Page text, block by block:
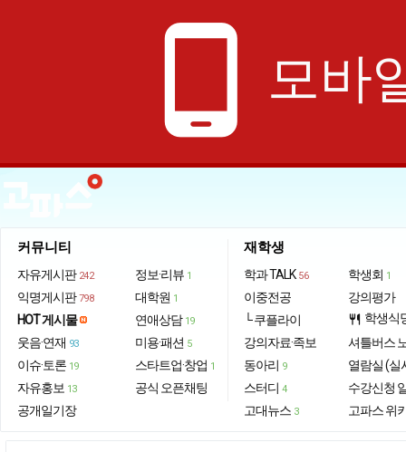
phone_android 모바
커뮤니티
자유게시판 242
익명게시판 798
HOT 게시물
웃음·연재 93
이슈·토론 19
자유홍보 13
공개일기장
정보·리뷰 1
대학원 1
연애상담 19
미용·패션 5
스타트업·창업 1
공식 오픈채팅
재학생
학과 TALK 56
이중전공
└ 쿠플라이
강의자료·족보
동아리 9
스터디 4
고대뉴스 3
학생회 1
강의평가
restaurant 학생식
셔틀버스
열람실 (실
수강신청
고파스 위